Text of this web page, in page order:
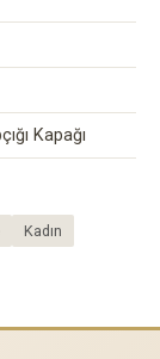
Kapağı
Kadın